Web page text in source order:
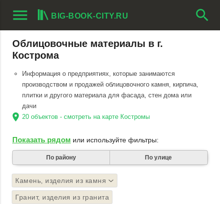
menu BIG-BOOK-CITY.RU search
Облицовочные материалы в г.
Кострома
Информация о предприятиях, которые занимаются
производством и продажей облицовочного камня, кирпича,
плитки и другого материала для фасада, стен дома или
дачи
location_on 20 объектов - смотреть на карте Костромы
Показать рядом или используйте фильтры:
По району По улице
Камень, изделия из камня
Гранит, изделия из гранита